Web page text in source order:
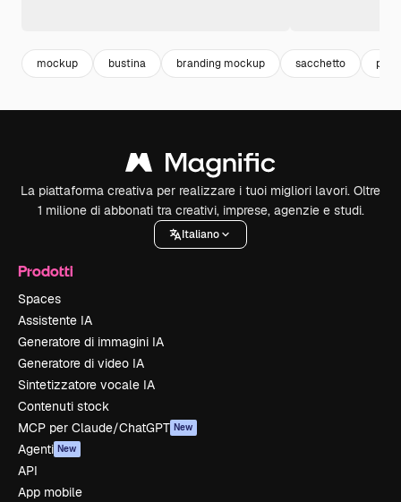
mockup bustina branding mockup sacchetto
La piattaforma creativa per realizzare i tuoi migliori lavori. Oltre
1 milione di abbonati tra creativi, imprese, agenzie e studi.
Italiano
Prodotti
Spaces
Assistente IA
Generatore di immagini IA
Generatore di video IA
Sintetizzatore vocale IA
Contenuti stock
MCP per Claude/ChatGPT New
Agenti New
API
App mobile